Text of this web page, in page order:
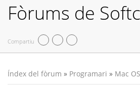
Fòrums de
Compartiu
Índex del fòrum » Programari » Mac OS